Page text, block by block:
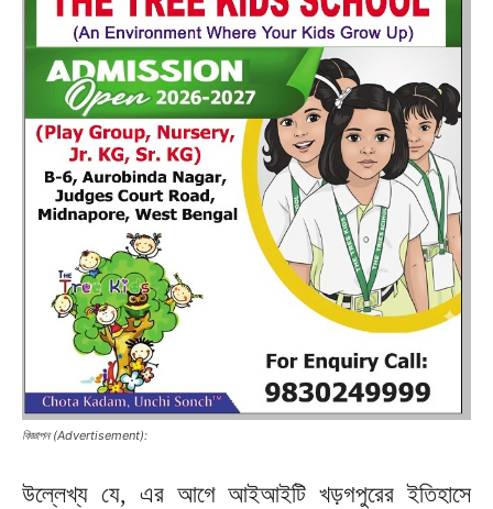
বিজ্ঞাপন (Advertisement):
উল্লেখ্য যে, এর আগে আইআইটি খড়গপুরের ইতিহাসে